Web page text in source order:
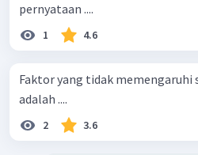
pernyataan ....
1 4.6
Faktor yang tidak memengaruhi
adalah ....
2 3.6